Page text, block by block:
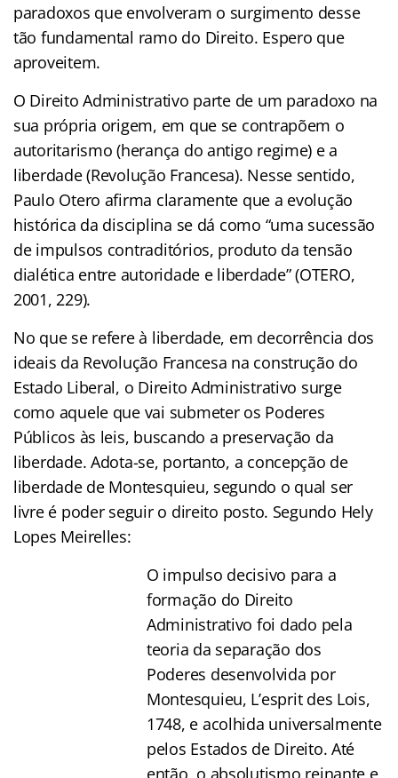
paradoxos que envolveram o surgimento desse
tão fundamental ramo do Direito. Espero que
aproveitem.
O Direito Administrativo parte de um paradoxo na
sua própria origem, em que se contrapõem o
autoritarismo (herança do antigo regime) e a
liberdade (Revolução Francesa). Nesse sentido,
Paulo Otero afirma claramente que a evolução
histórica da disciplina se dá como “uma sucessão
de impulsos contraditórios, produto da tensão
dialética entre autoridade e liberdade” (OTERO,
2001, 229).
No que se refere à liberdade, em decorrência dos
ideais da Revolução Francesa na construção do
Estado Liberal, o Direito Administrativo surge
como aquele que vai submeter os Poderes
Públicos às leis, buscando a preservação da
liberdade. Adota-se, portanto, a concepção de
liberdade de Montesquieu, segundo o qual ser
livre é poder seguir o direito posto. Segundo Hely
Lopes Meirelles:
O impulso decisivo para a
formação do Direito
Administrativo foi dado pela
teoria da separação dos
Poderes desenvolvida por
Montesquieu, L’esprit des Lois,
1748, e acolhida universalmente
pelos Estados de Direito. Até
então, o absolutismo reinante e